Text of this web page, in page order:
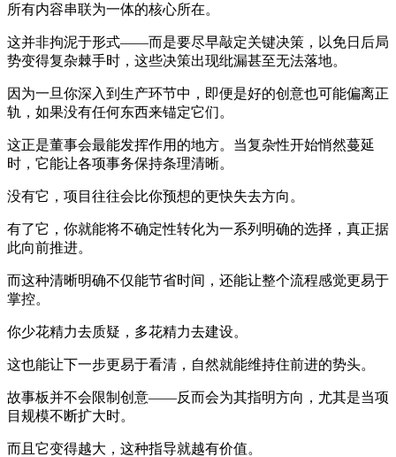
所有内容串联为一体的核心所在。
这并非拘泥于形式——而是要尽早敲定关键决策，以免日后局
势变得复杂棘手时，这些决策出现纰漏甚至无法落地。
因为一旦你深入到生产环节中，即便是好的创意也可能偏离正
轨，如果没有任何东西来锚定它们。
这正是董事会最能发挥作用的地方。当复杂性开始悄然蔓延
时，它能让各项事务保持条理清晰。
没有它，项目往往会比你预想的更快失去方向。
有了它，你就能将不确定性转化为一系列明确的选择，真正据
此向前推进。
而这种清晰明确不仅能节省时间，还能让整个流程感觉更易于
掌控。
你少花精力去质疑，多花精力去建设。
这也能让下一步更易于看清，自然就能维持住前进的势头。
故事板并不会限制创意——反而会为其指明方向，尤其是当项
目规模不断扩大时。
而且它变得越大，这种指导就越有价值。